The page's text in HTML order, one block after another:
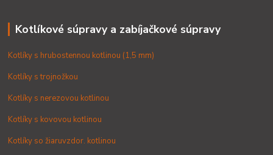
Kotlíkové súpravy a zabíjačkové súpravy
Kotlíky s hrubostennou kotlinou (1,5 mm)
Kotlíky s trojnožkou
Kotlíky s nerezovou kotlinou
Kotlíky s kovovou kotlinou
Kotlíky so žiaruvzdor. kotlinou